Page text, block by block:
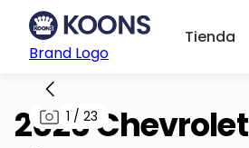
Brand Logo
Tienda
1 / 23
2026 Chevrolet